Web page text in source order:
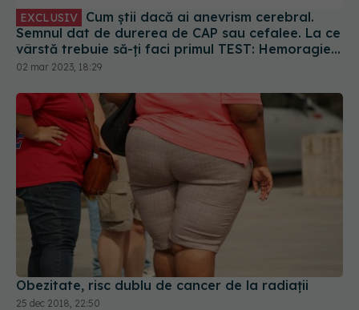
EXCLUSIV
Semnul dat de durerea de CAP sau cefalee. La ce
vârstă trebuie să-ți faci primul TEST: Hemoragie!
Pacientul moare înainte să ajungă la spital
02 mar 2023, 18:29
Obezitate, risc dublu de cancer de la radiații
25 dec 2018, 22:50